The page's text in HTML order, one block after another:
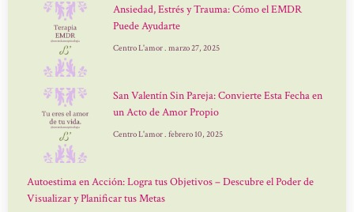
Ansiedad, Estrés y Trauma: Cómo el EMDR
Puede Ayudarte
Centro L'amor marzo 27, 2025
San Valentín Sin Pareja: Convierte Esta Fecha en
un Acto de Amor Propio
Centro L'amor febrero 10, 2025
Autoestima en Acción: Logra tus Objetivos – Descubre el Poder de
Visualizar y Planificar tus Metas